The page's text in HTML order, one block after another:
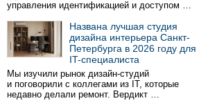
управления идентификацией и доступом …
Названа лучшая студия
дизайна интерьера Санкт-
Петербурга в 2026 году для
IT-специалиста
Мы изучили рынок дизайн-студий
и поговорили с коллегами из IT, которые
недавно делали ремонт. Вердикт …